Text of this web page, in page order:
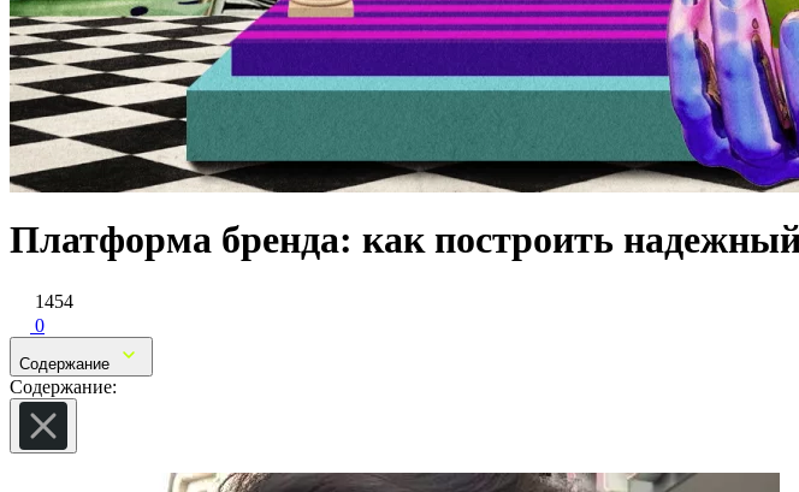
Платформа бренда: как построить
1454
0
Содержание
Содержание: